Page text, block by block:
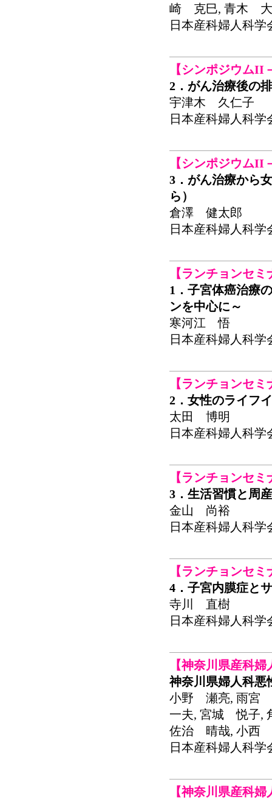
崎 克巳, 青木
日本産科婦人科学
【シンポジウムII
2．がん治療後の
宇津木 久仁子
日本産科婦人科学
【シンポジウムII
3．がん治療から
ら）
倉澤 健太郎
日本産科婦人科学
【ランチョンセミ
1．子宮体癌治療
ンを中心に～
寒河江 悟
日本産科婦人科学
【ランチョンセミ
2．女性のライフ
太田 博明
日本産科婦人科学
【ランチョンセミ
3．生活習慣と周
金山 尚裕
日本産科婦人科学
【ランチョンセミ
4．子宮内膜症と
寺川 直樹
日本産科婦人科学
【神奈川県産科
神奈川県婦人科悪
小野 瀬亮, 雨宮
一夫, 宮城 悦子,
佐治 晴哉, 小西
日本産科婦人科学
【神奈川県産科